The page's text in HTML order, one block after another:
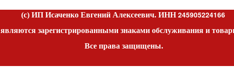
(c) ИП Исаченко Евгений Алексеевич. ИНН245905224166
являются зарегистрированными знаками обслуживания и
Все права защищены.